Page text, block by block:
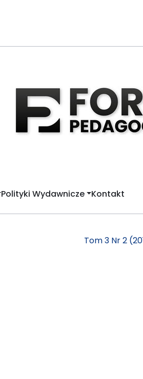
Polityki Wydawnicze Kontakt
Tom 3 Nr 2